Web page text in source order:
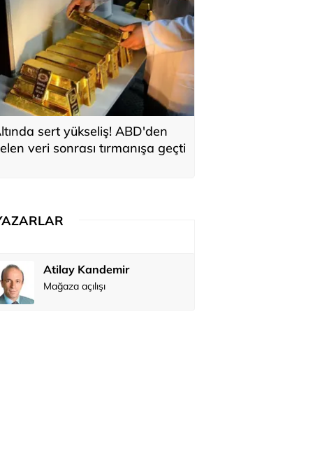
sert yükseliş! ABD'den
veri sonrası tırmanışa geçti
Atilay Kandemir
Mağaza açılışı